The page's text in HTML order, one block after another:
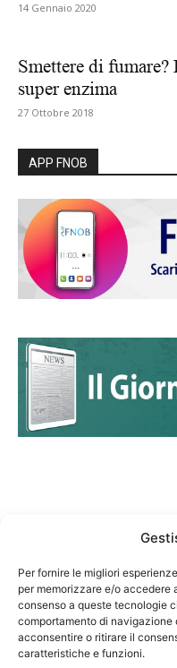
Per fornire le migliori
per memorizzare e/o accedere
consenso a queste tecnologie
comportamento di navigazione
acconsentire o ritirare il
caratteristiche e funzioni.
14 Gennaio 2020
Smettere di
super enzima
27 Ottobre 2018
APP FNOB
Federazione
codice
Responsabile sito